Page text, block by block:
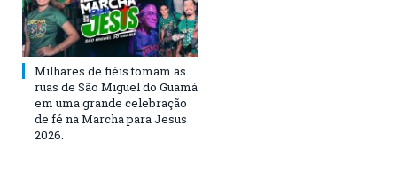
Milhares de fiéis tomam as
ruas de São Miguel do Guamá
em uma grande celebração
de fé na Marcha para Jesus
2026.